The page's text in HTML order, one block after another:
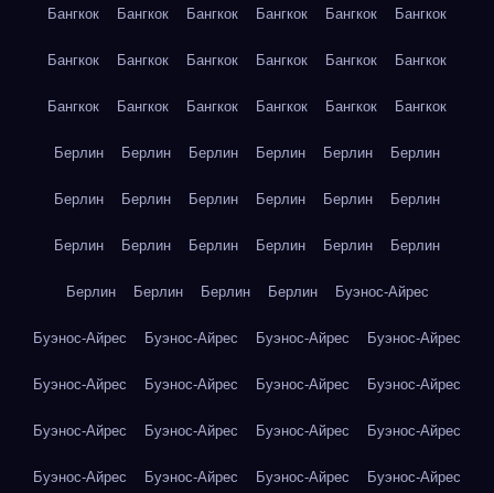
Бангкок Бангкок Бангкок Бангкок Бангкок Бангкок
Бангкок Бангкок Бангкок Бангкок Бангкок Бангкок
Бангкок Бангкок Бангкок Бангкок Бангкок Бангкок
Берлин Берлин Берлин Берлин Берлин Берлин
Берлин Берлин Берлин Берлин Берлин Берлин
Берлин Берлин Берлин Берлин Берлин Берлин
Берлин Берлин Берлин Берлин Буэнос-Айрес
Буэнос-Айрес Буэнос-Айрес Буэнос-Айрес Буэнос-Айрес
Буэнос-Айрес Буэнос-Айрес Буэнос-Айрес Буэнос-Айрес
Буэнос-Айрес Буэнос-Айрес Буэнос-Айрес Буэнос-Айрес
Буэнос-Айрес Буэнос-Айрес Буэнос-Айрес Буэнос-Айрес